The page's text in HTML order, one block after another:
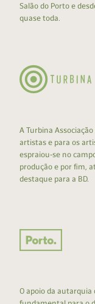
Salão do Porto e
quase toda.
A Turbina
artistas e para os
espraiou-se no
produção e por fim,
destaque para a BD.
O apoio da